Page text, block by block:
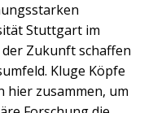
Stuttgart im
Zukunft schaffen
Kluge Köpfe
hier zusammen, um